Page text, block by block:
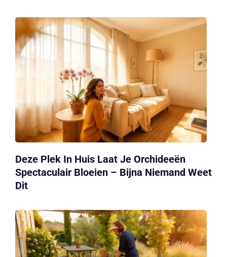
Deze Plek In Huis Laat Je Orchideeën
Spectaculair Bloeien – Bijna Niemand Weet
Dit